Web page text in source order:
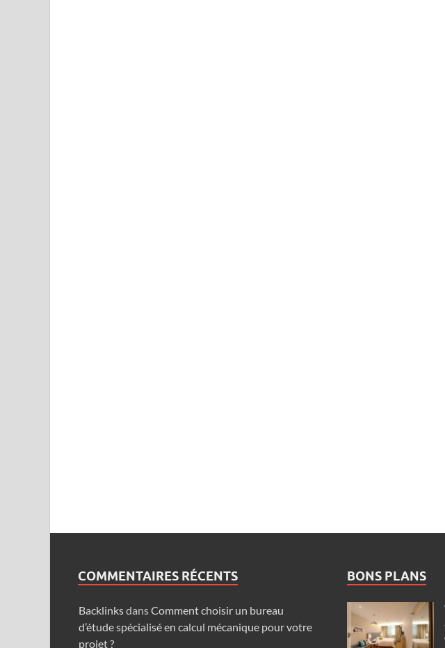
COMMENTAIRES RÉCENTS
BacklinksdansComment choisir un bureau
d’étude spécialisé en calcul mécanique pour votre
projet ?
BONS PLANS